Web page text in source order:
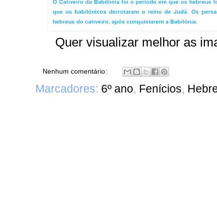
Quer visualizar melhor as
Nenhum comentário:
Marcadores: 6º ano, Fenícios,